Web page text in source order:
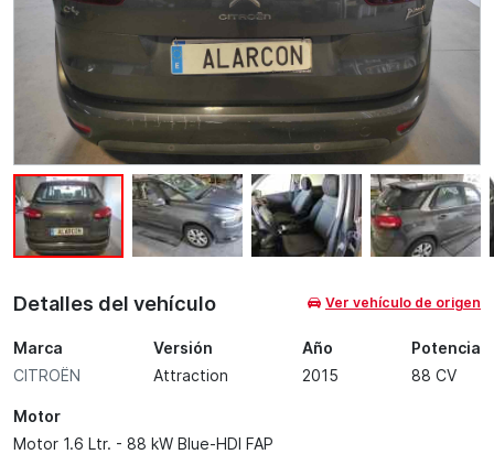
Detalles del vehículo Ver vehículo de origen
Marca
CITROËN
Versión
Attraction
Año
2015
Potencia
88 CV
Motor
Motor 1.6 Ltr. - 88 kW Blue-HDI FAP